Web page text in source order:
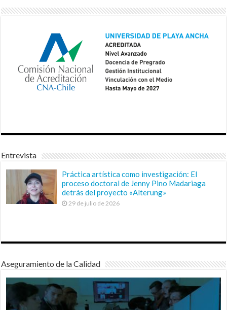
Entrevista
Práctica artística como investigación: El
proceso doctoral de Jenny Pino Madariaga
detrás del proyecto «Alterung»
29 de julio de 2026
Aseguramiento de la Calidad